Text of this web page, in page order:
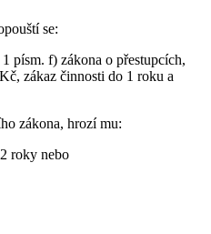
se:
písm. f) zákona o přestupcích,
zákaz činnosti do 1 roku a
zákona, hrozí mu:
roky nebo